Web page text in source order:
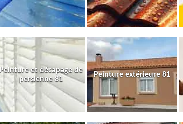
Peinture et décapage de
persienne 81
Peinture extérieure 81